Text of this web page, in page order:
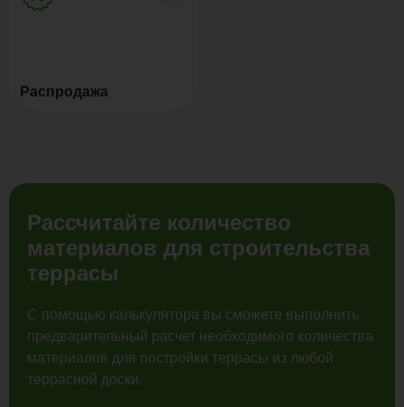
Распродажа
Рассчитайте количество
материалов для строительства
террасы
С помощью калькулятора вы сможете выполнить
предварительный расчет необходимого количества
материалов для постройки террасы из любой
террасной доски.